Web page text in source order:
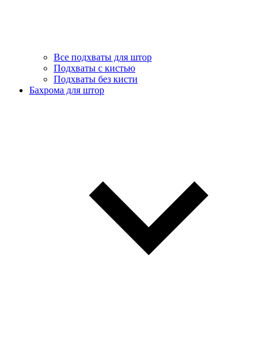
Все подхваты для штор
Подхваты с кистью
Подхваты без кисти
Бахрома для штор